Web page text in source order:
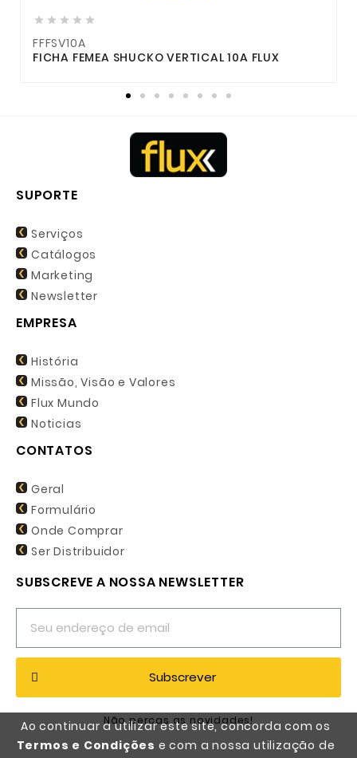
Ao continuar a utilizar este site, concorda com os
Termos e Condições e com a nossa utilização de
    
FFFSV10A
FICHA FEMEA SHUCKO VERTICAL 10A FLUX
SUPORTE
Serviços
Catálogos
Marketing
Newsletter
EMPRESA
História
Missão, Visão e Valores
Flux Mundo
Noticias
CONTATOS
Geral
Formulário
Onde Comprar
Ser Distribuidor
SUBSCREVE A NOSSA NEWSLETTER
Subscrever
Não percas as novidades!